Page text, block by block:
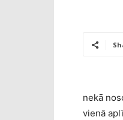
nekā
vienā